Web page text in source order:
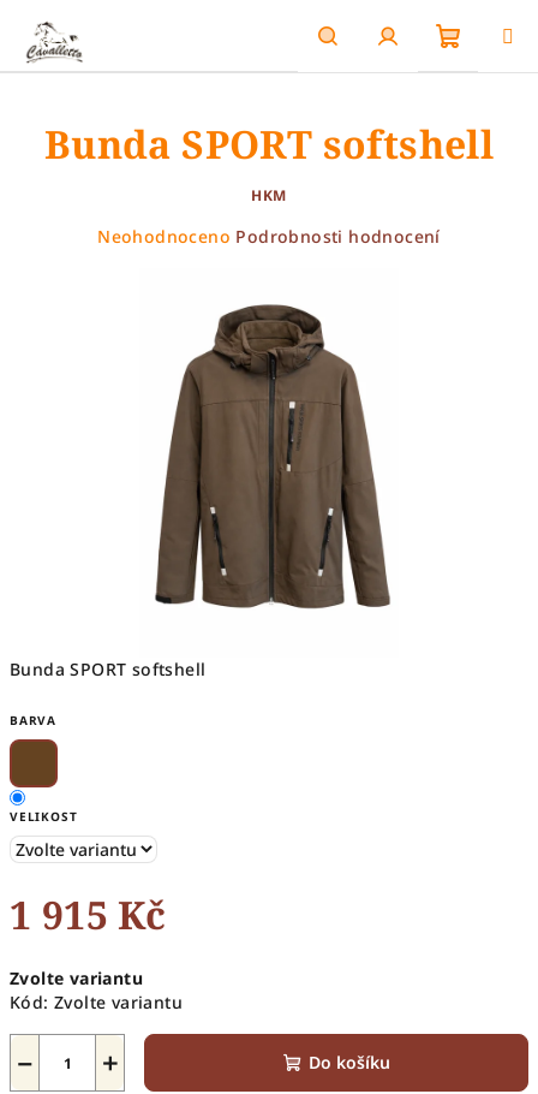
obsah
HledatPřihlášení
košík
Bunda SPORT softshell
BARVA
VELIKOST
1 915 Kč
cena:
Zvolte variantu
Kód: Zvolte variantu
+
− Do košíku
Bunda SPORT softshell
HKM
Průměrné
hvězdiček.
Neohodnoceno Podrobnosti hodnocení